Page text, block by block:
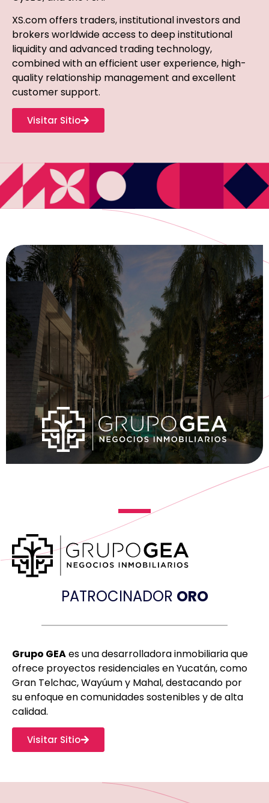
XS.com offers traders, institutional investors and
brokers worldwide access to deep institutional
liquidity and advanced trading technology,
combined with an efficient user experience, high-
quality relationship management and excellent
customer support.
Visitar Sitio
PATROCINADOR ORO
Grupo GEAes una desarrolladora inmobiliaria que
ofrece proyectos residenciales en Yucatán, como
Gran Telchac, Wayúum y Mahal, destacando por
su enfoque en comunidades sostenibles y de alta
calidad.
Visitar Sitio